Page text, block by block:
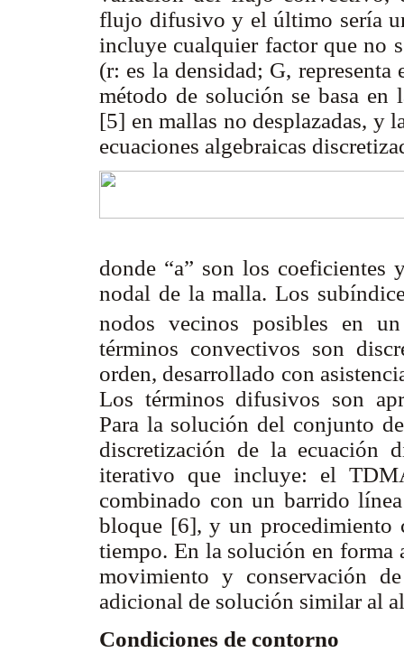
flujo difusivo y el último sería
incluye cualquier factor que no
(r: es la densidad; G,
método de solución se basa
[5] en mallas no desplazadas, y
ecuaciones algebraicas
donde “a” son los coeficientes
nodal de la malla. Los
nodos vecinos posibles en
términos convectivos son
orden, desarrollado con
Los términos difusivos son
Para la solución del conjunto
discretización de la ecuación
iterativo que incluye: el
combinado con un barrido
bloque [6], y un procedimiento
tiempo. En la solución en forma
movimiento y conservación
adicional de solución similar al
Condiciones de contorno